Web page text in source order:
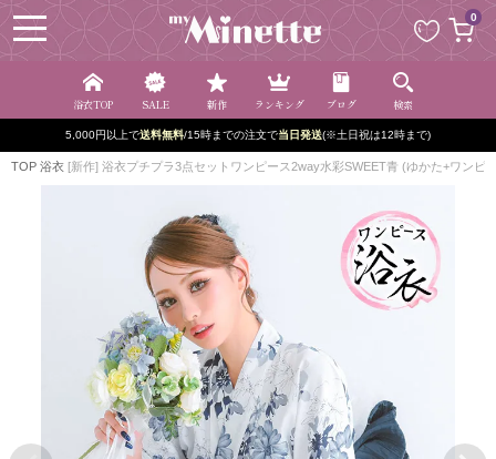
0
浴衣TOP SALE 新作 ランキング ブログ 検索
5,000円以上で送料無料/15時までの注文で当日発送(※土日祝は12時まで)
TOP 浴衣 [新作] 浴衣プチプラ3点セットワンピース2way水彩SWEET青 (ゆかた+ワンピ
ペー
ジト
ップ